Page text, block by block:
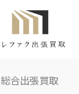
総合出張買取